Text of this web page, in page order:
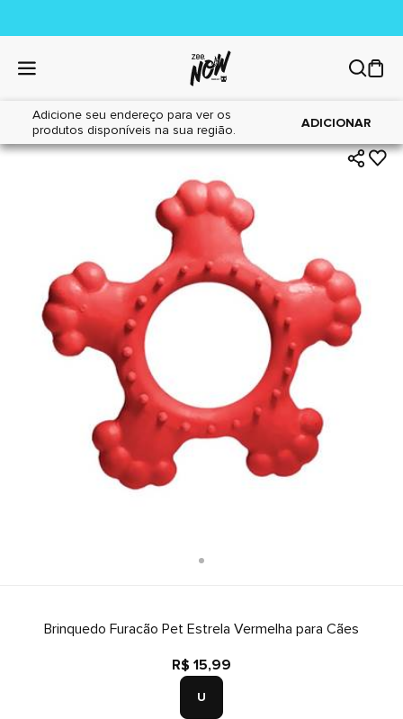
Adicione seu endereço para ver os
produtos disponíveis na sua região.
ADICIONAR
Home|Cães|Brinquedos
Brinquedo Furacão Pet Estrela Vermelha para Cães
R$ 15,99
U